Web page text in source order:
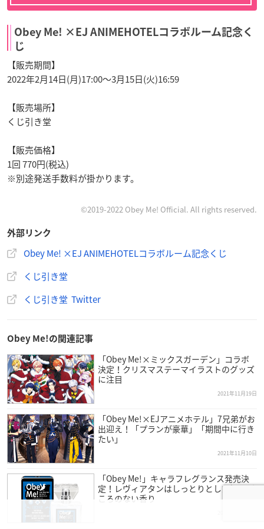
Obey Me! ×EJ ANIMEHOTELコラボルーム記念く
じ
【販売期間】
2022年2月14日(月)17:00～3月15日(火)16:59
【販売場所】
くじ引き堂
【販売価格】
1回 770円(税込)
※別途発送手数料が掛かります。
©2019-2022 Obey Me! Official. All rights reserved.
外部リンク
Obey Me! ×EJ ANIMEHOTELコラボルーム記念くじ
くじ引き堂
くじ引き堂 Twitter
Obey Me!の関連記事
「Obey Me!×ミックスガーデン」コラボ
決定！クリスマステーマイラストのグッズ
に注目
2021年11月19日
「Obey Me!×EJアニメホテル」7兄弟がお
出迎え！「プランが豪華」「期間中に行き
たい」
2021年11月10日
「Obey Me!」キャラフレグランス発売決
定！レヴィアタンはしっとりとした捉えど
ころのない香り